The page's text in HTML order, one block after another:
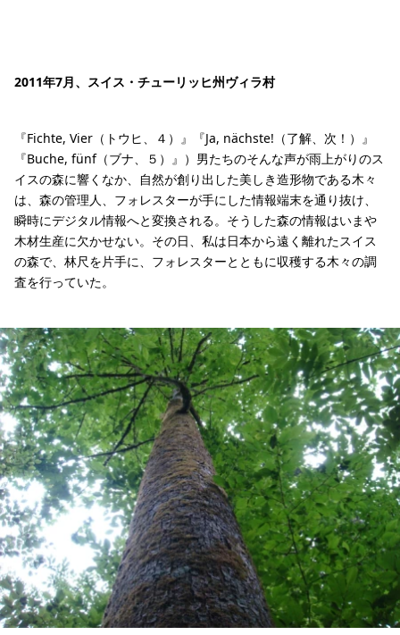
2011年7月、スイス・チューリッヒ州ヴィラ村
『Fichte, Vier（トウヒ、４）』『Ja, nächste!（了解、次！）』
『Buche, fünf（ブナ、５）』）男たちのそんな声が雨上がりのス
イスの森に響くなか、自然が創り出した美しき造形物である木々
は、森の管理人、フォレスターが手にした情報端末を通り抜け、
瞬時にデジタル情報へと変換される。そうした森の情報はいまや
木材生産に欠かせない。その日、私は日本から遠く離れたスイス
の森で、林尺を片手に、フォレスターとともに収穫する木々の調
査を行っていた。